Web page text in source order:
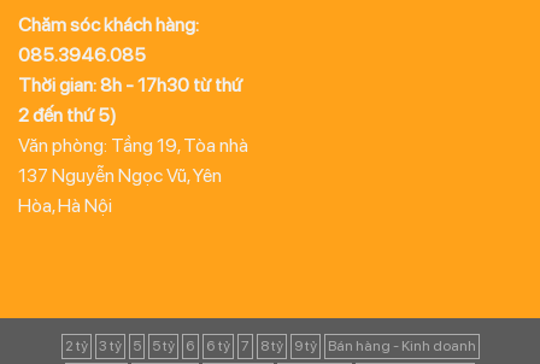
Chăm sóc khách hàng:
085.3946.085
Thời gian: 8h - 17h30 từ thứ
2 đến thứ 5)
Văn phòng: Tầng 19, Tòa nhà
137 Nguyễn Ngọc Vũ, Yên
Hòa, Hà Nội
2 tỷ 3 tỷ 5 5 tỷ 6 6 tỷ 7 8 tỷ 9 tỷ
Bán hàng - Kinh doanh